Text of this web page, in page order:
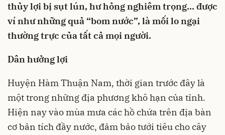
thủy lợi bị sụt lún, hư hỏng nghiêm trọng… được
ví như những quả “bom nước”, là mối lo ngại
thường trực của tất cả mọi người.
Dân hưởng lợi
Huyện Hàm Thuận Nam, thời gian trước đây là
một trong những địa phương khô hạn của tỉnh.
Hiện nay vào mùa mưa các hồ chứa trên địa bàn
cơ bản tích đầy nước, đảm bảo tưới tiêu cho cây